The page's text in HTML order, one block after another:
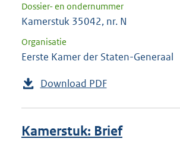
Dossier- en ondernummer
Kamerstuk 35042, nr. N
Organisatie
Eerste Kamer der Staten-Generaal
Download PDF
Kamerstuk: Brief